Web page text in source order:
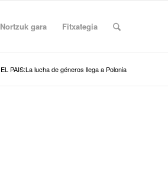
Nortzuk gara Fitxategia
EL PAIS:La lucha de géneros llega a Polonia